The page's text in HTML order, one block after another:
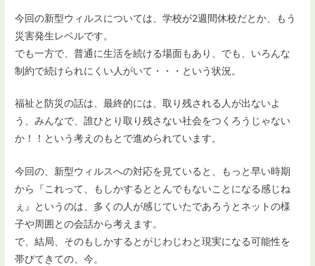
今回の新型ウィルスについては、学校が2週間休校だとか、もう
災害発生レベルです。
でも一方で、普通に生活を続ける場面もあり、でも、いろんな
制約で続けられにくい人がいて・・・という状況。
福祉と防災の話は、最終的には、取り残される人が出ないよ
う、みんなで、誰ひとり取り残さない社会をつくろうじゃない
か！！という考えのもとで進められています。
今回の、新型ウィルスへの対応を見ていると、もっと早い時期
から『これって、もしかするととんでもないことになる感じね
ぇ』というのは、多くの人が感じていたであろうとネットの様
子や周囲との会話から考えます。
で、結局、そのもしかするとがじわじわと現実になる可能性を
帯びてきての、今。